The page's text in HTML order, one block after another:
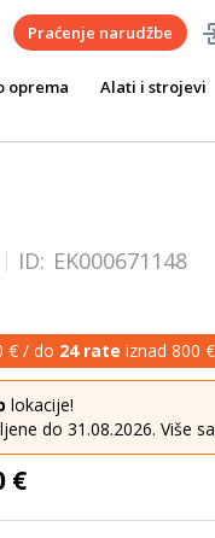
Praćenje narudžbe
oprema Alati i strojevi
ID: EK000671148
€ / do 24 rate iznad 800 €
lokacije!
do 31.08.2026. Više
€